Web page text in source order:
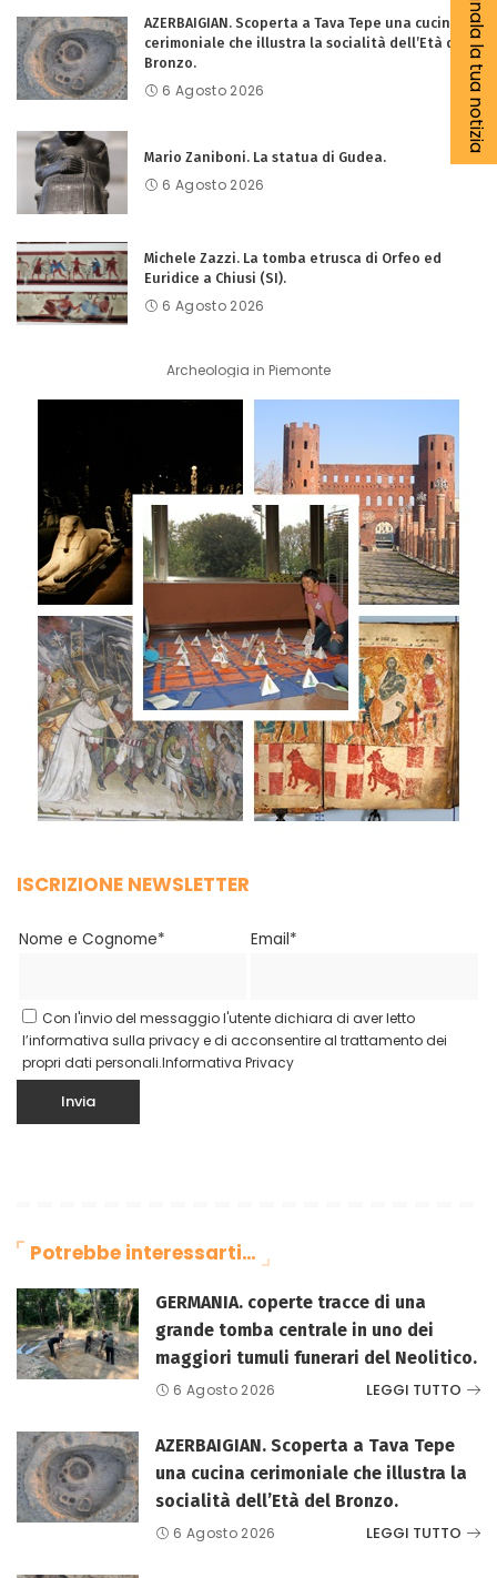
AZERBAIGIAN. Scoperta a Tava Tepe una cucina
cerimoniale che illustra la socialità dell’Età del
Bronzo.
6 Agosto 2026
Mario Zaniboni. La statua di Gudea.
6 Agosto 2026
Michele Zazzi. La tomba etrusca di Orfeo ed
Euridice a Chiusi (SI).
6 Agosto 2026
Archeologia in Piemonte
ISCRIZIONE NEWSLETTER
Nome e Cognome* Email*
Con l'invio del messaggio l'utente dichiara di aver letto
l’informativa sulla privacy e di acconsentire al trattamento dei
propri dati personali.Informativa Privacy
Potrebbe interessarti…
GERMANIA. coperte tracce di una
grande tomba centrale in uno dei
maggiori tumuli funerari del Neolitico.
6 Agosto 2026 LEGGI TUTTO
AZERBAIGIAN. Scoperta a Tava Tepe
una cucina cerimoniale che illustra la
socialità dell’Età del Bronzo.
6 Agosto 2026 LEGGI TUTTO
Segnala la tua notizia